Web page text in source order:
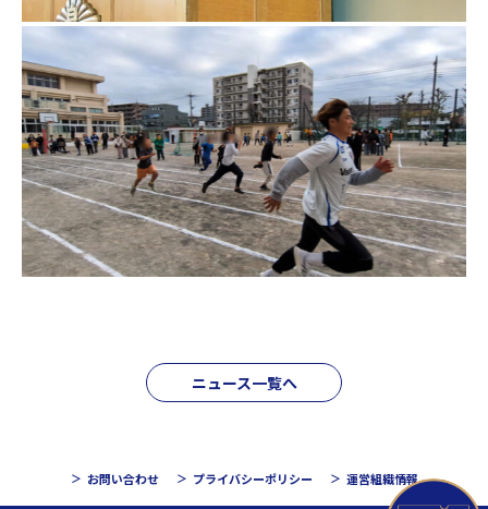
ニュース一覧へ
お問い合わせ プライバシーポリシー 運営組織情報